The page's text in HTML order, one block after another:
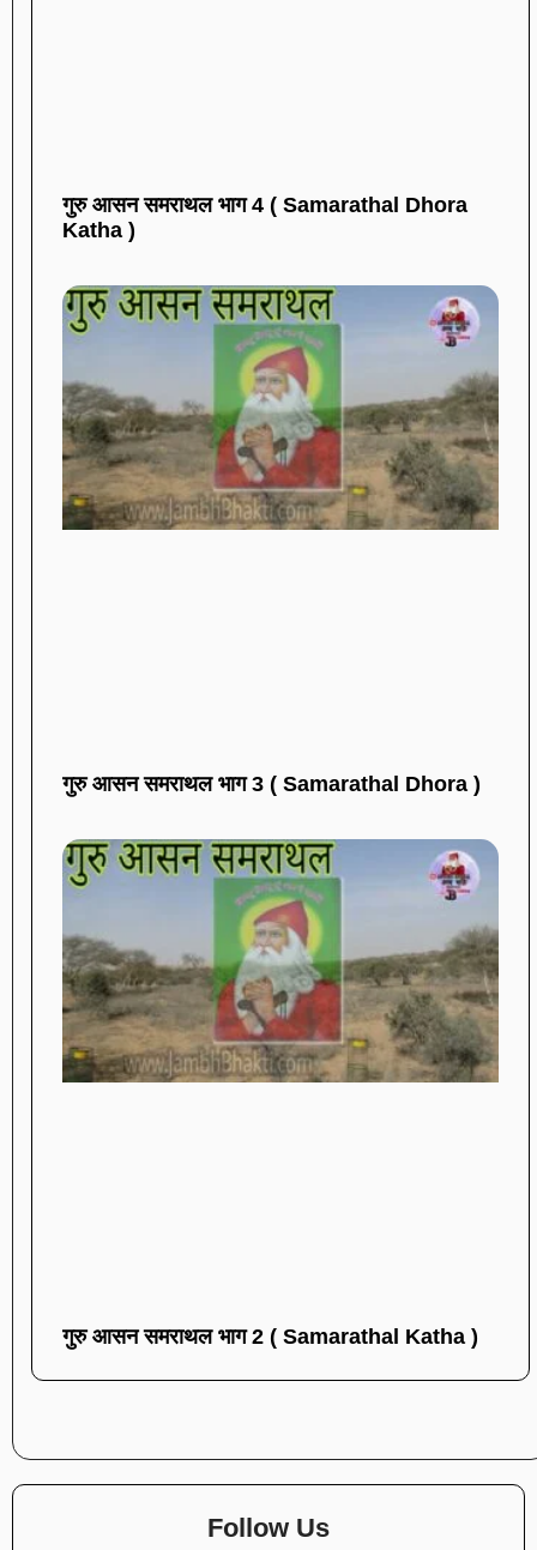
गुरु आसन समराथल भाग 4 ( Samarathal Dhora
Katha )
गुरु आसन समराथल भाग 3 ( Samarathal Dhora )
गुरु आसन समराथल भाग 2 ( Samarathal Katha )
Follow Us